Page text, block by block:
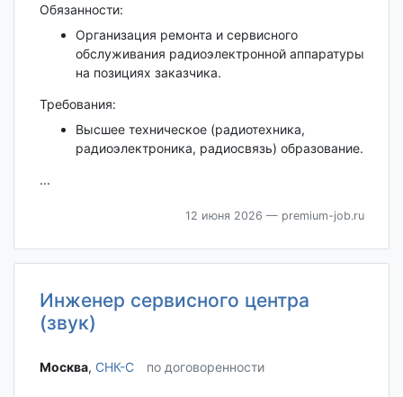
Обязанности:
Организация ремонта и сервисного
обслуживания радиоэлектронной аппаратуры
на позициях заказчика.
Требования:
Высшее техническое (радиотехника,
радиоэлектроника, радиосвязь) образование.
...
12 июня 2026 — premium-job.ru
Инженер сервисного центра
(звук)
Москва‎, СНК-С по договоренности